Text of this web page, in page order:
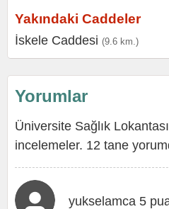
Yakındaki Caddeler
İskele Caddesi (9.6 km.)
Yorumlar
Üniversite Sağlık
incelemeler. 12 tane
yukselamca 5